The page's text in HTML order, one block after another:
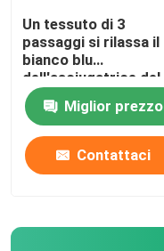
Un tessuto di 3
passaggi si rilassa il
bianco blu
dell'asciugatrice del
tessuto
dell'essiccatore
Miglior prezzo
Contattaci